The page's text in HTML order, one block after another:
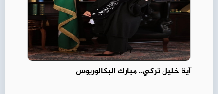
آية خليل تركي.. مبارك البكالوريوس